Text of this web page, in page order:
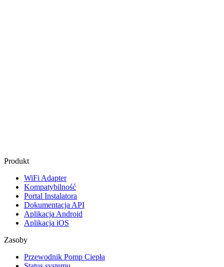
Produkt
WiFi Adapter
Kompatybilność
Portal Instalatora
Dokumentacja API
Aplikacja Android
Aplikacja iOS
Zasoby
Przewodnik Pomp Ciepła